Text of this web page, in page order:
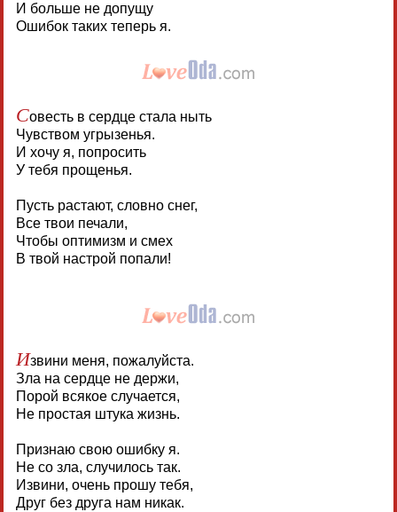
И больше не допущу
Ошибок таких теперь я.
Совесть в сердце стала ныть
Чувством угрызенья.
И хочу я, попросить
У тебя прощенья.
Пусть растают, словно снег,
Все твои печали,
Чтобы оптимизм и смех
В твой настрой попали!
Извини меня, пожалуйста.
Зла на сердце не держи,
Порой всякое случается,
Не простая штука жизнь.
Признаю свою ошибку я.
Не со зла, случилось так.
Извини, очень прошу тебя,
Друг без друга нам никак.